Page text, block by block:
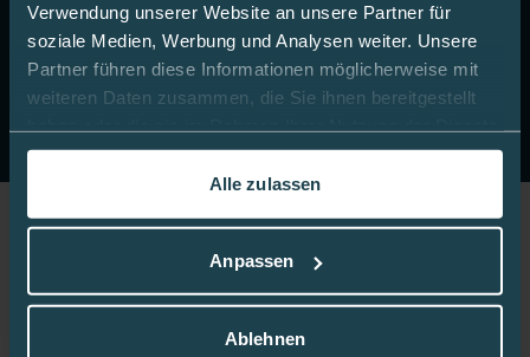
Verwendung unserer Website an unsere Partner für
soziale Medien, Werbung und Analysen weiter. Unsere
Partner führen diese Informationen möglicherweise mit
weiteren Daten zusammen, die Sie ihnen bereitgestellt
gesammelt haben.
In dieser
Alle zulassen
Anpassen
Ablehnen
10 Euro Gutschein!Abonnieren Sie unseren Newsletter
& erhalten Sie einen Gutschein im Wert von 10 Euro auf
Ihre nächste Onlinebestellung.
Jetzt anmelden
Jetzt Fan werden!